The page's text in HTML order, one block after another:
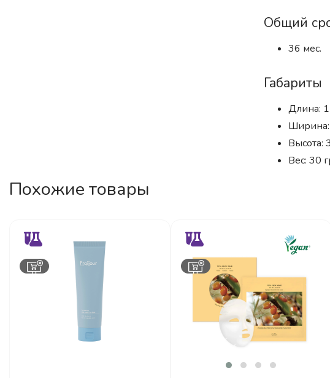
Общий
36 мес.
Габариты
Длина:
Высота:
Вес: 30
Похожие товары